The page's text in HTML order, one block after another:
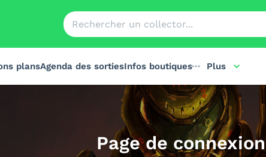
plansAgenda des sortiesInfos boutiques Plus
Page de connexion